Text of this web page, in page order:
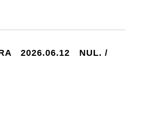
2026.06.12 NUL. /